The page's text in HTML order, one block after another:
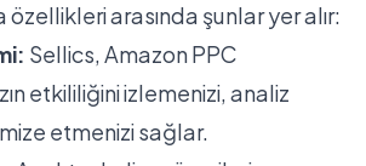
özellikleri arasında şunlar yer alır:
Sellics, Amazon PPC
etkililiğini izlemenizi, analiz
etmenizi sağlar.